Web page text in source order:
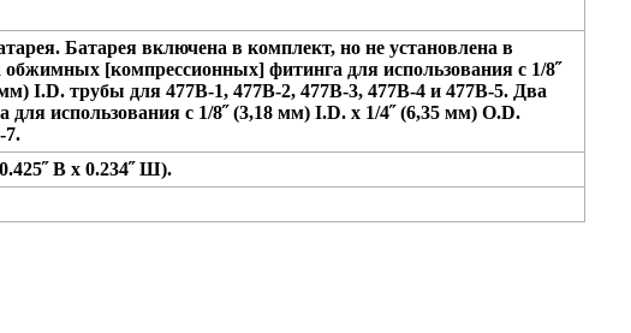
Батарея включена в комплект, но не установлена в
[компрессионных] фитинга для использования с 1/8˝
I.D. трубы для 477B-1, 477B-2, 477B-3, 477B-4 и 477B-5. Два
использования с 1/8˝ (3,18 мм) I.D. x 1/4˝ (6,35 мм) O.D.
7.
В x 0.234˝ Ш).